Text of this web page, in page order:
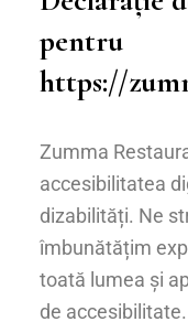
pentru
https://
Zumma
accesibilitatea
dizabilități. Ne
îmbunătățim
toată lumea și
de accesibilitate.